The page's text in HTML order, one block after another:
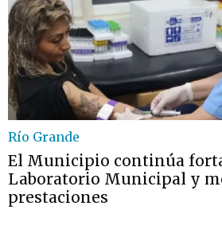
Río Grande
El Municipio continúa
Laboratorio Municipal y
prestaciones